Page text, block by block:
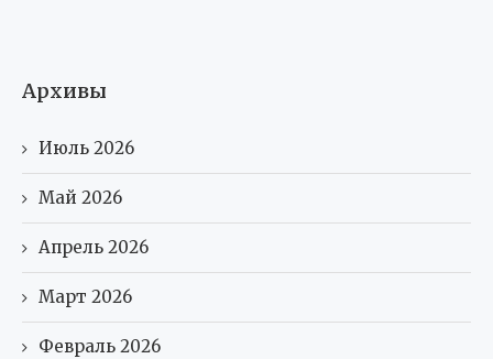
Архивы
Июль 2026
Май 2026
Апрель 2026
Март 2026
Февраль 2026